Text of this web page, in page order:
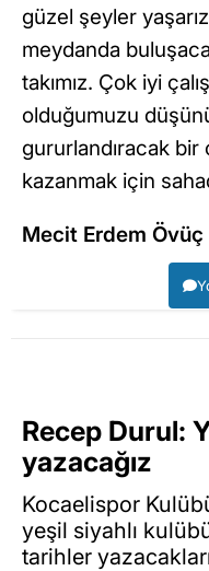
güzel şeyler
meydanda
takımız. Çok iyi
olduğumuzu
gururlandıracak bir
kazanmak için
Mecit Erdem Övüç
Recep Durul:
yazacağız
Kocaelispor
yeşil siyahlı
tarihler